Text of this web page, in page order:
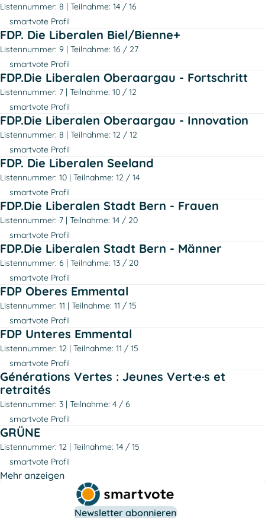
Listennummer: 8
Teilnahme: 14 / 16
smartvote Profil
FDP. Die Liberalen Biel/Bienne+
Listennummer: 9
Teilnahme: 16 / 27
smartvote Profil
FDP.Die Liberalen Oberaargau - Fortschritt
Listennummer: 7
Teilnahme: 10 / 12
smartvote Profil
FDP.Die Liberalen Oberaargau - Innovation
Listennummer: 8
Teilnahme: 12 / 12
smartvote Profil
FDP. Die Liberalen Seeland
Listennummer: 10
Teilnahme: 12 / 14
smartvote Profil
FDP.Die Liberalen Stadt Bern - Frauen
Listennummer: 7
Teilnahme: 14 / 20
smartvote Profil
FDP.Die Liberalen Stadt Bern - Männer
Listennummer: 6
Teilnahme: 13 / 20
smartvote Profil
FDP Oberes Emmental
Listennummer: 11
Teilnahme: 11 / 15
smartvote Profil
FDP Unteres Emmental
Listennummer: 12
Teilnahme: 11 / 15
smartvote Profil
Générations Vertes : Jeunes Vert·e·s et
retraités
Listennummer: 3
Teilnahme: 4 / 6
smartvote Profil
GRÜNE
Listennummer: 12
Teilnahme: 14 / 15
smartvote Profil
Mehr anzeigen
Newsletter abonnieren